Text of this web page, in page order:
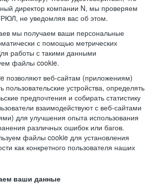
директор компании N, мы проверяем
не уведомляя вас об этом.
мы получаем ваши персональные
с помощью метрических
работы с такими данными
файлы cookie.
позволяют веб-сайтам (приложениям)
пользовательские устройства, определять
предпочтения и собирать статистику
взаимодействуют с веб-сайтами
для улучшения опыта использования
различных ошибок или багов.
файлы cookie для установления
как конкретного пользователя наших
ваши данные